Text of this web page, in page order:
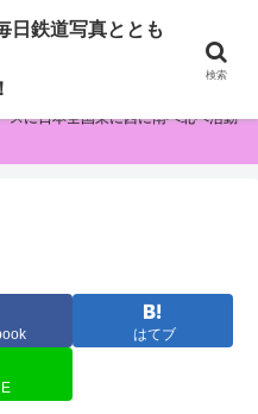
道写真とともに！
スに日本全国東に西に南へ北へ活動
はてブ
鉄道写真ととも
検索